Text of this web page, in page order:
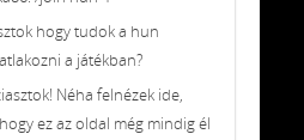
hogy tudok a hun
a játékban?
Néha felnézek ide,
ez az oldal még mindig él